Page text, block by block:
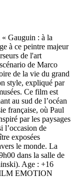
Gauguin : à la
à ce peintre majeur
de l'art
de Marco
de la vie du grand
style, expliqué par
Ce film est
au sud de l’océan
française, où Paul
par les paysages
l’occasion de
exposées
le monde. La
dans la salle de
Age : +16
EMOTION